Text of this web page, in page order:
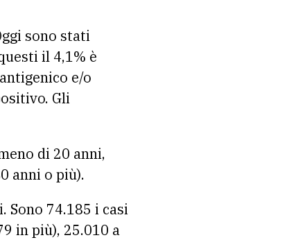
sono stati
il 4,1% è
e/o
Gli
di 20 anni,
anni o più).
74.185 i casi
in più), 25.010 a